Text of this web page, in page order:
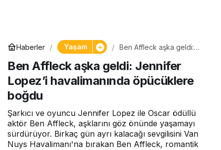
Haberler Yaşam
Ben Affleck aşka geldi:
havalimanında öpücüklere
boğdu
Ben Affleck aşka geldi: Jennifer
Lopez’i havalimanında öpücüklere
boğdu
Şarkıcı ve oyuncu Jennifer Lopez ile Oscar ödüllü
aktör Ben Affleck, aşklarını göz önünde yaşamayı
sürdürüyor. Birkaç gün ayrı kalacağı sevgilisini Van
Nuys Havalimanı'na bırakan Ben Affleck, romantik